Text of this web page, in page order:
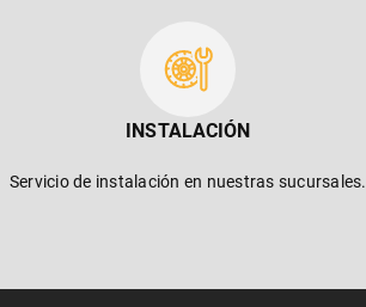
INSTALACIÓN
Servicio de instalación en nuestras sucursales.